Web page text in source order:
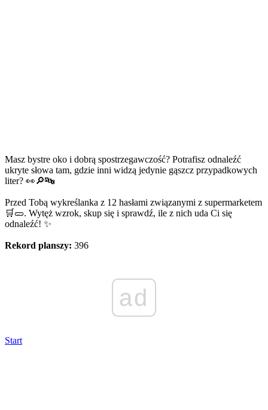
Masz bystre oko i dobrą spostrzegawczość? Potrafisz odnaleźć
ukryte słowa tam, gdzie inni widzą jedynie gąszcz przypadkowych
liter? 👀🔎🔤
Przed Tobą wykreślanka z 12 hasłami związanymi z supermarketem
🛒🥒. Wytęż wzrok, skup się i sprawdź, ile z nich uda Ci się
odnaleźć! ✨
Rekord planszy: 396
ad
Start